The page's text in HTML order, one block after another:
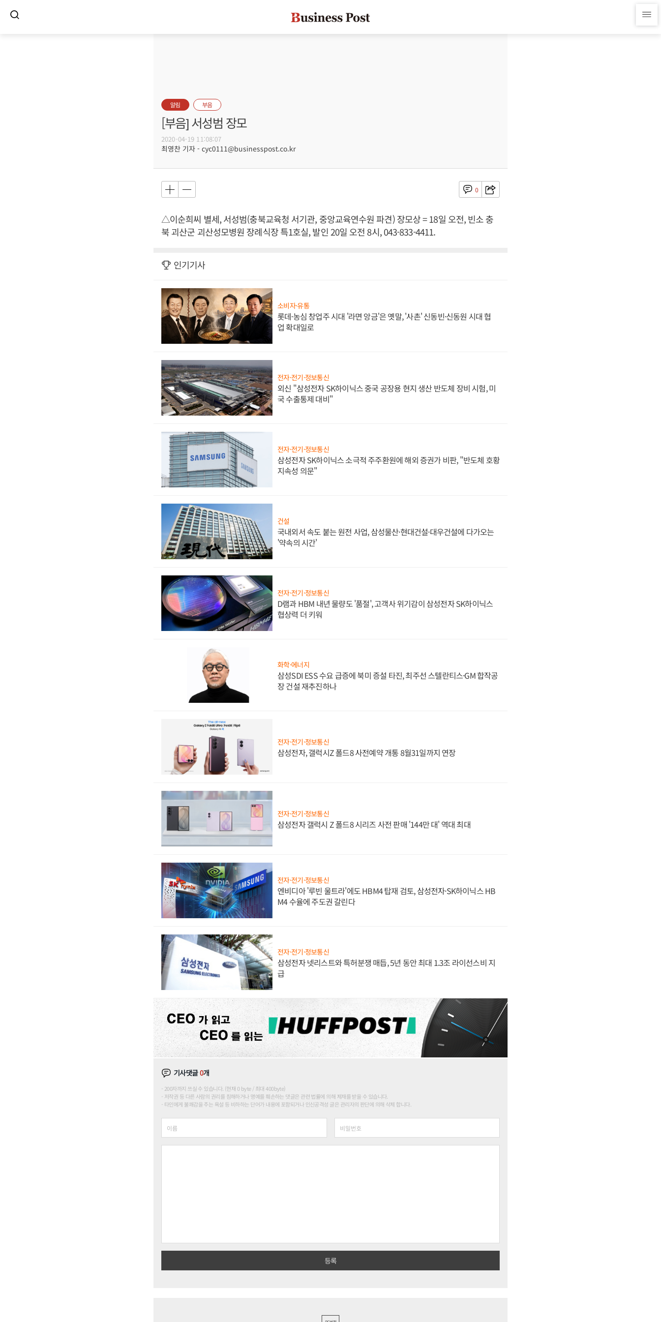
알림 부음
[부음] 서성범 장모
2020-04-19 11:08:07
최영찬 기자 - cyc0111@businesspost.co.kr
0
△이순희씨 별세, 서성범(충북교육청 서기관, 중앙교육연수원 파견) 장모상 = 18일 오전, 빈소 충
북 괴산군 괴산성모병원 장례식장 특1호실, 발인 20일 오전 8시, 043-833-4411.
인기기사
소비자·유통
롯데·농심 창업주 시대 '라면 앙금'은 옛말, '사촌' 신동빈·신동원 시대 협
업 확대일로
전자·전기·정보통신
외신 "삼성전자 SK하이닉스 중국 공장용 현지 생산 반도체 장비 시험, 미
국 수출통제 대비"
전자·전기·정보통신
삼성전자 SK하이닉스 소극적 주주환원에 해외 증권가 비판, "반도체 호황
지속성 의문"
건설
국내외서 속도 붙는 원전 사업, 삼성물산·현대건설·대우건설에 다가오는
'약속의 시간'
전자·전기·정보통신
D램과 HBM 내년 물량도 '품절', 고객사 위기감이 삼성전자 SK하이닉스
협상력 더 키워
화학·에너지
삼성SDI ESS 수요 급증에 북미 증설 타진, 최주선 스텔란티스·GM 합작공
장 건설 재추진하나
전자·전기·정보통신
삼성전자, 갤럭시Z 폴드8 사전예약 개통 8월31일까지 연장
전자·전기·정보통신
삼성전자 갤럭시 Z 폴드8 시리즈 사전 판매 '144만 대' 역대 최대
전자·전기·정보통신
엔비디아 '루빈 울트라'에도 HBM4 탑재 검토, 삼성전자·SK하이닉스 HB
M4 수율에 주도권 갈린다
전자·전기·정보통신
삼성전자 넷리스트와 특허분쟁 매듭, 5년 동안 최대 1.3조 라이선스비 지
급
기사댓글0개
200자까지 쓰실 수 있습니다. (현재 0 byte / 최대 400byte)
저작권 등 다른 사람의 권리를 침해하거나 명예를 훼손하는 댓글은 관련 법률에 의해 제재를 받을 수 있습니다.
타인에게 불쾌감을 주는 욕설 등 비하하는 단어가 내용에 포함되거나 인신공격성 글은 관리자의 판단에 의해 삭제 합니다.